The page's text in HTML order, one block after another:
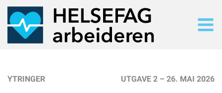
Søk i alt innhold
YTRINGER UTGAVE 2 – 26. MAI 2026